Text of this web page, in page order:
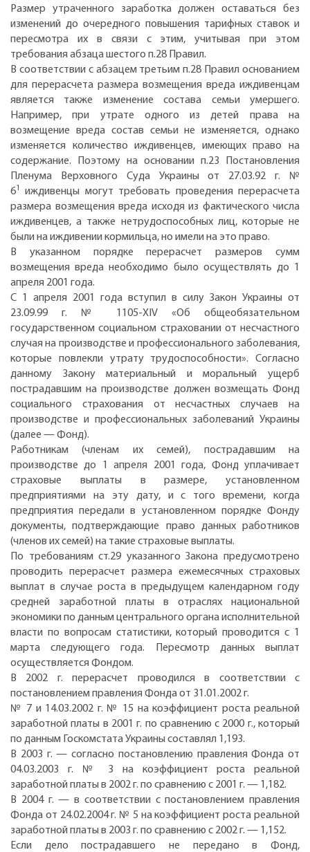
Размер утраченного заработка должен оставаться без
изменений до очередного повышения тарифных ставок и
пересмотра их в связи с этим, учитывая при этом
требования абзаца шестого п.28 Правил.
В соответствии с абзацем третьим п.28 Правил основанием
для перерасчета размера возмещения вреда иждивенцам
является также изменение состава семьи умершего.
Например, при утрате одного из детей права на
возмещение вреда состав семьи не изменяется, однако
изменяется количество иждивенцев, имеющих право на
содержание. Поэтому на основании п.23 Постановления
Пленума Верховного Суда Украины от 27.03.92 г. №
61
иждивенцы могут требовать проведения перерасчета
размера возмещения вреда исходя из фактического числа
иждивенцев, а также нетрудоспособных лиц, которые не
были на иждивении кормильца, но имели на это право.
В указанном порядке перерасчет размеров сумм
возмещения вреда необходимо было осуществлять до 1
апреля 2001 года.
С 1 апреля 2001 года вступил в силу Закон Украины от
23.09.99 г. № 1105-XIV «Об общеобязательном
государственном социальном страховании от несчастного
случая на производстве и профессионального заболевания,
которые повлекли утрату трудоспособности». Согласно
данному Закону материальный и моральный ущерб
пострадавшим на производстве должен возмещать Фонд
социального страхования от несчастных случаев на
производстве и профессиональных заболеваний Украины
(далее — Фонд).
Работникам (членам их семей), пострадавшим на
производстве до 1 апреля 2001 года, Фонд уплачивает
страховые выплаты в размере, установленном
предприятиями на эту дату, и с того времени, когда
предприятия передали в установленном порядке Фонду
документы, подтверждающие право данных работников
(членов их семей) на такие страховые выплаты.
По требованиям ст.29 указанного Закона предусмотрено
проводить перерасчет размера ежемесячных страховых
выплат в случае роста в предыдущем календарном году
средней заработной платы в отраслях национальной
экономики по данным центрального органа исполнительной
власти по вопросам статистики, который проводится с 1
марта следующего года. Пересмотр данных выплат
осуществляется Фондом.
В 2002 г. перерасчет проводился в соответствии с
постановлением правления Фонда от 31.01.2002 г.
№ 7 и 14.03.2002 г. № 15 на коэффициент роста реальной
заработной платы в 2001 г. по сравнению с 2000 г., который
по данным Госкомстата Украины составлял 1,193.
В 2003 г. — согласно постановлению правления Фонда от
04.03.2003 г. № 3 на коэффициент роста реальной
заработной платы в 2002 г. по сравнению с 2001 г. — 1,182.
В 2004 г. — в соответствии с постановлением правления
Фонда от 24.02.2004 г. № 5 на коэффициент роста реальной
заработной платы в 2003 г. по сравнению с 2002 г. — 1,152.
Если дело пострадавшего не передано в Фонд,